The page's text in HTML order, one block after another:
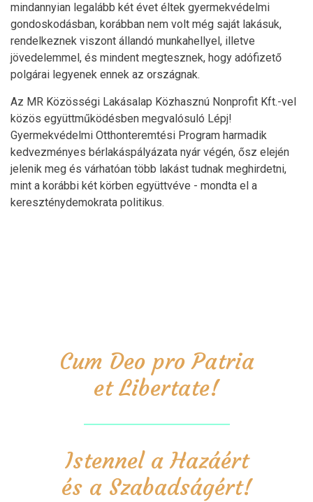
mindannyian legalább két évet éltek gyermekvédelmi
gondoskodásban, korábban nem volt még saját lakásuk,
rendelkeznek viszont állandó munkahellyel, illetve
jövedelemmel, és mindent megtesznek, hogy adófizető
polgárai legyenek ennek az országnak.
Az MR Közösségi Lakásalap Közhasznú Nonprofit Kft.-vel
közös együttműködésben megvalósuló Lépj!
Gyermekvédelmi Otthonteremtési Program harmadik
kedvezményes bérlakáspályázata nyár végén, ősz elején
jelenik meg és várhatóan több lakást tudnak meghirdetni,
mint a korábbi két körben együttvéve - mondta el a
kereszténydemokrata politikus.
Cum Deo pro Patria
et Libertate!
Istennel a Hazáért
és a Szabadságért!